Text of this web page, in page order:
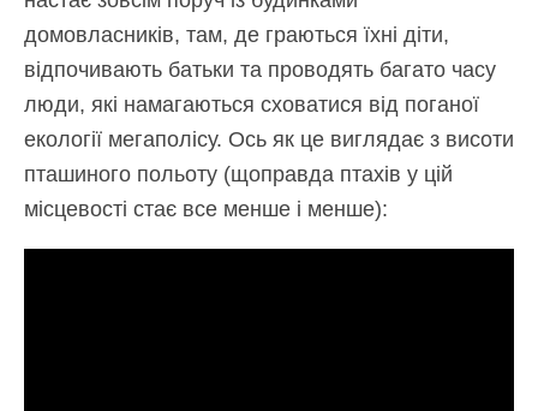
домовласників, там, де граються їхні діти,
відпочивають батьки та проводять багато часу
люди, які намагаються сховатися від поганої
екології мегаполісу. Ось як це виглядає з висоти
пташиного польоту (щоправда птахів у цій
місцевості стає все менше і менше):